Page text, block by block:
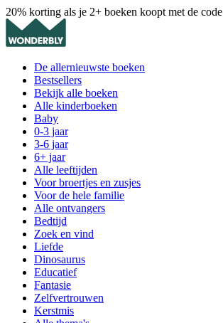
20% korting als je 2+ boeken koopt met de code
De allernieuwste boeken
Bestsellers
Bekijk alle boeken
Alle kinderboeken
Baby
0-3 jaar
3-6 jaar
6+ jaar
Alle leeftijden
Voor broertjes en zusjes
Voor de hele familie
Alle ontvangers
Bedtijd
Zoek en vind
Liefde
Dinosaurus
Educatief
Fantasie
Zelfvertrouwen
Kerstmis